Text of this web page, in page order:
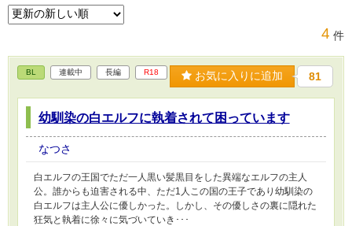
4 件
BL 連載中 長編 R18 お気に入りに追加 81
幼馴染の白エルフに執着されて困っています
なつさ
白エルフの王国でただ一人黒い髪黒目をした異端なエルフの主人
公。誰からも迫害される中、ただ1人この国の王子であり幼馴染の
白エルフは主人公に優しかった。しかし、その優しさの裏に隠れた
狂気と執着に徐々に気づいていき･･･